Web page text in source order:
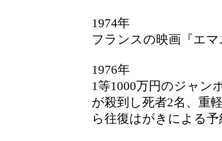
1974年
フランスの映画『エ
1976年
1等1000万円のジャン
が殺到し死者2名、重
ら往復はがきによる